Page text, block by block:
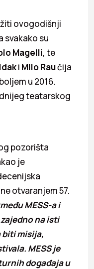
ovogodišnji
svakako su
Magelli, te
i Milo Raučija
u 2016.
teatarskog
pozorišta
je
otvaranjem 57.
MESS-a i
na isti
biti misija,
MESS je
događaja u